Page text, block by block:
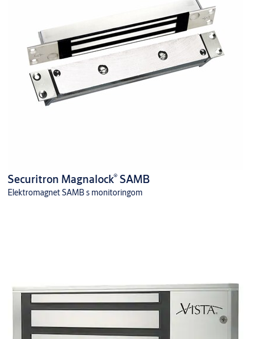
Securitron Magnalock®SAMB
Elektromagnet SAMB s monitoringom